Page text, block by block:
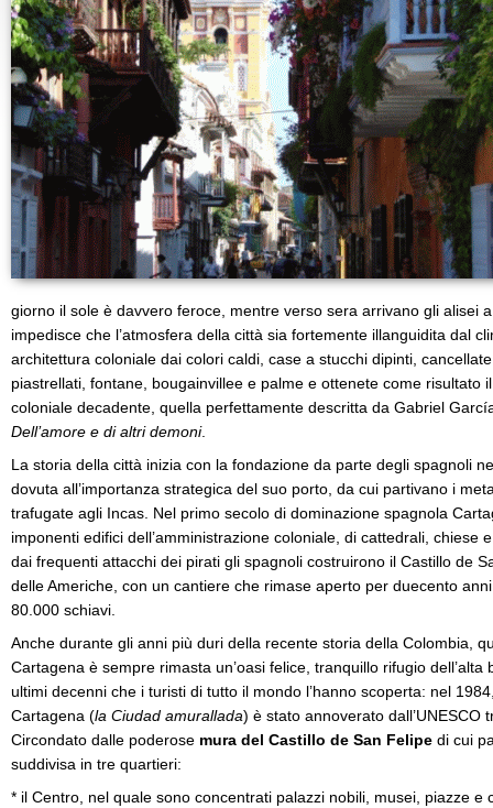
giorno il sole è davvero feroce, mentre verso sera arrivano gli alisei
impedisce che l’atmosfera della città sia fortemente illanguidita dal
architettura coloniale dai colori caldi, case a stucchi dipinti,
piastrellati, fontane, bougainvillee e palme e ottenete come risultato
coloniale decadente, quella perfettamente descritta da Gabriel
Dell’amore e di altri demoni.
La storia della città inizia con la fondazione da parte degli spagnoli
dovuta all’importanza strategica del suo porto, da cui partivano i
trafugate agli Incas. Nel primo secolo di dominazione spagnola
imponenti edifici dell’amministrazione coloniale, di cattedrali, chiese
dai frequenti attacchi dei pirati gli spagnoli costruirono il Castillo de
delle Americhe, con un cantiere che rimase aperto per duecento
80.000 schiavi.
Anche durante gli anni più duri della recente storia della Colombia,
Cartagena è sempre rimasta un’oasi felice, tranquillo rifugio
ultimi decenni che i turisti di tutto il mondo l’hanno scoperta: nel
Cartagena (la Ciudad amurallada) è stato annoverato dall’UNESCO
Circondato dalle poderose mura del Castillo de San Felipe di cui
suddivisa in tre quartieri:
* il Centro, nel quale sono concentrati palazzi nobili, musei, piazze